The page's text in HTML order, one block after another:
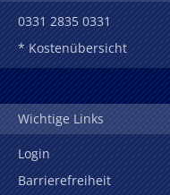
0331 2835 0331
* Kostenübersicht
Wichtige Links
Login
Barrierefreiheit